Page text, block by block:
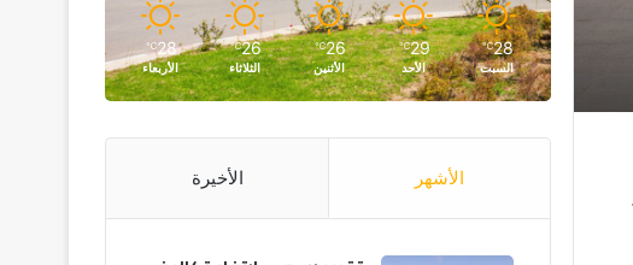
28
℃
السبت
29
℃
الأحد
26
℃
الأثنين
26
℃
الثلاثاء
28
℃
الأربعاء
الأشهر الأخيرة